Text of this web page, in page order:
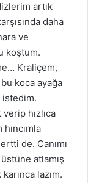
artık
daha
ve
koştum.
Kraliçem,
koca ayağa
istedim.
hızlıca
de. Canımı
atlamış
lazım.